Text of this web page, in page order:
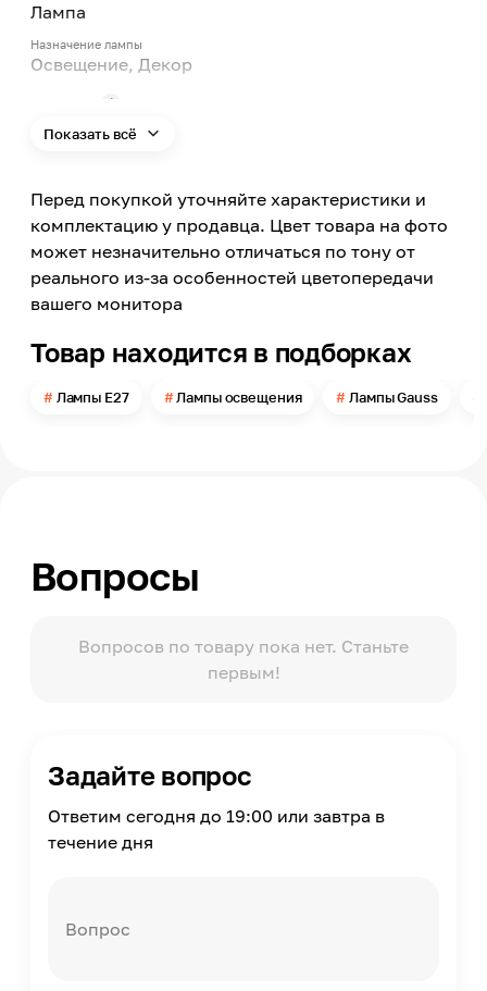
Лампа
Назначение лампы
Освещение, Декор
E27
Тип ламп
Филаментный
220
4100
Дневной белый
Тип колбы
Шар (G, Globe)
Прозрачная
Степень защиты по ГОСТ 14254
Диаметр
125
Страна производства
Показать всё
Перед покупкой уточняйте характеристики и
комплектацию у продавца. Цвет товара на фото
может незначительно отличаться по тону от
реального из-за особенностей цветопередачи
вашего монитора
Товар находится в подборках
Лампы E27 Лампы освещения Лампы Gauss
Вопросы
Вопросов по товару пока нет. Станьте
первым!
Задайте вопрос
Ответим сегодня до 19:00 или завтра в
течение дня
Вопрос